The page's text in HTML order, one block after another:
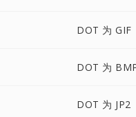
DOT 为 GIF
DOT 为
DOT 为 JP2